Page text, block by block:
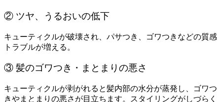
② ツヤ、うるおいの低下
キューティクルが破壊され、パサつき、ゴワつきなどの質感
トラブルが増える。
③ 髪のゴワつき・まとまりの悪さ
キューティクルが剥がれると髪内部の水分が蒸発し、ゴワつ
きやまとまりの悪さが目立ちます。スタイリングがしづらく